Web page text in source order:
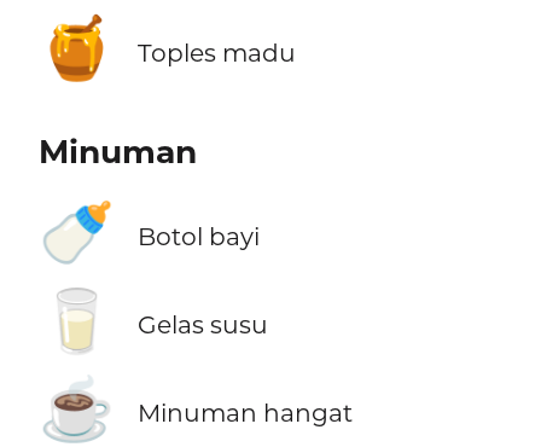
🍯 Toples madu
Minuman
🍼 Botol bayi
🥛 Gelas susu
☕ Minuman hangat